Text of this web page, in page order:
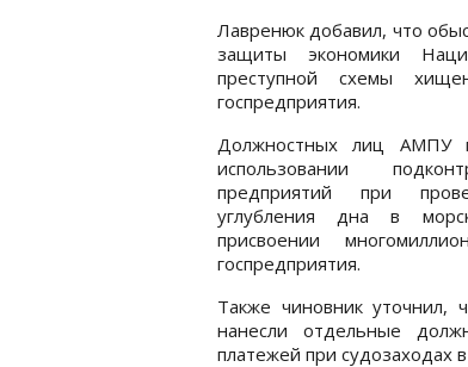
Лавренюк добавил, что
защиты экономики
преступной схемы
госпредприятия.
Должностных лиц АМПУ
использовании
предприятий при
углубления дна в
присвоении
госпредприятия.
Также чиновник
нанесли отдельные
платежей при судозаходах